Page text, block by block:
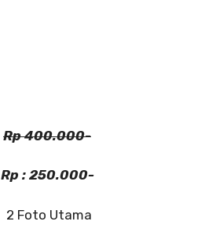
Rp 400.000-
Rp : 250.000-
2 Foto Utama